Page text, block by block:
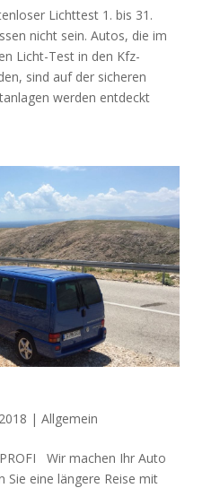
Lichttest 1. bis 31.
nicht sein. Autos, die im
Licht-Test in den Kfz-
sind auf der sicheren
werden entdeckt
| Allgemein
Wir machen Ihr Auto
eine längere Reise mit